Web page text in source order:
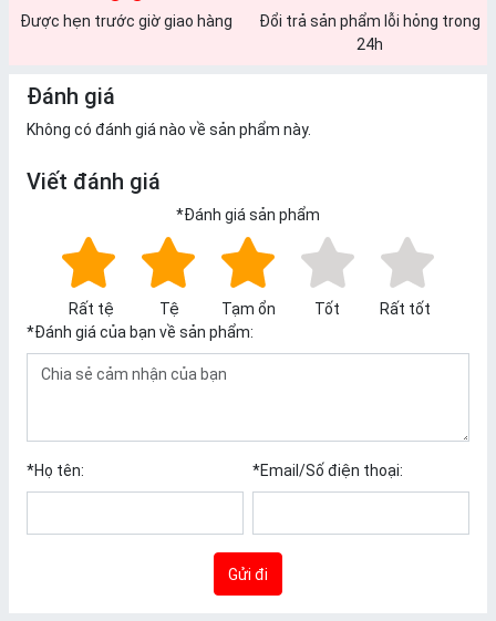
Được hẹn trước giờ giao hàng
Đổi trả sản phẩm lỗi hỏng trong
24h
Đánh giá
Không có đánh giá nào về sản phẩm này.
Viết đánh giá
*Đánh giá sản phẩm
Rất tệ Tệ Tạm ổn Tốt
Rất tốt
*Đánh giá của bạn về sản phẩm:
*Họ tên: *Email/Số điện thoại:
Gửi đi